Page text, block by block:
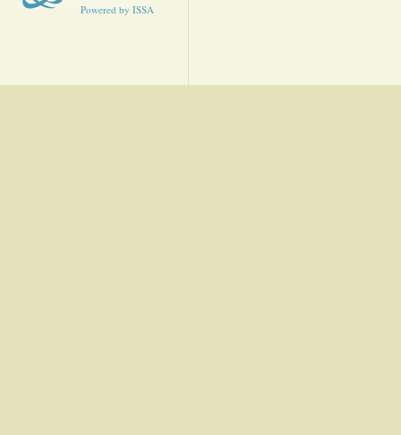
Powered by ISSA